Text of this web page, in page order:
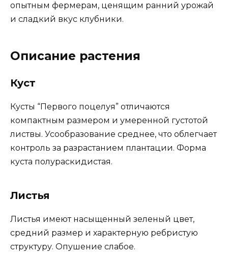
опытным фермерам, ценящим ранний урожай
и сладкий вкус клубники.
Описание растения
Куст
Кусты “Первого поцелуя” отличаются
компактным размером и умеренной густотой
листвы. Усообразование среднее, что облегчает
контроль за разрастанием плантации. Форма
куста полураскидистая.
Листья
Листья имеют насыщенный зеленый цвет,
средний размер и характерную ребристую
структуру. Опушение слабое.